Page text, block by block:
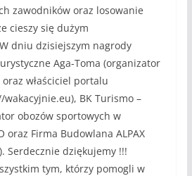
zawodników oraz losowanie
cieszy się dużym
dniu dzisiejszym nagrody
Aga-Toma (organizator
właściciel portalu
BK Turismo –
obozów sportowych w
oraz Firma Budowlana ALPAX
Serdecznie dziękujemy !!!
tym, którzy pomogli w